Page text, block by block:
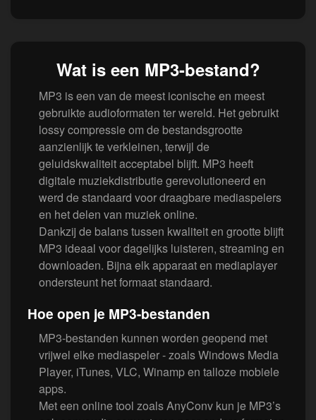
Wat is een MP3-bestand?
MP3 is een van de meest iconische en meest
gebruikte audioformaten ter wereld. Het gebruikt
lossy compressie om de bestandsgrootte
aanzienlijk te verkleinen, terwijl de
geluidskwaliteit acceptabel blijft. MP3 heeft
digitale muziekdistributie gerevolutioneerd en
werd de standaard voor draagbare mediaspelers
en het delen van muziek online.
Dankzij de balans tussen kwaliteit en grootte blijft
MP3 ideaal voor dagelijks luisteren, streaming en
downloaden. Bijna elk apparaat en mediaplayer
ondersteunt het formaat standaard.
Hoe open je MP3-bestanden
MP3-bestanden kunnen worden geopend met
vrijwel elke mediaspeler - zoals Windows Media
Player, iTunes, VLC, Winamp en talloze mobiele
apps.
Met een online tool zoals AnyConv kun je MP3’s